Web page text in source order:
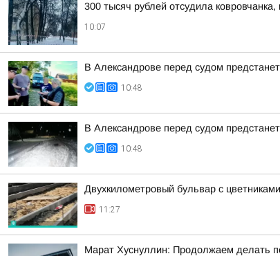
300 тысяч рублей отсудила
10:07
В Александрове перед судом
10:48
В Александрове перед судом
10:48
Двухкилометровый бульвар с
11:27
Марат Хуснуллин: Продолжаем делать